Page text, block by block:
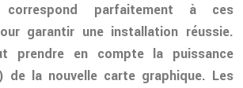
correspond parfaitement à ces
garantir une installation réussie.
prendre en compte la puissance
de la nouvelle carte graphique. Les